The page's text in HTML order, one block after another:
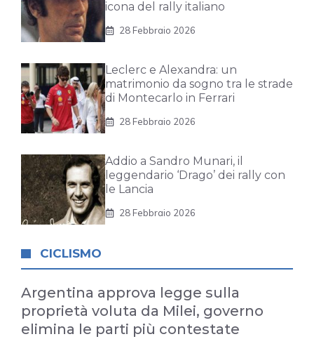
icona del rally italiano
28 Febbraio 2026
Leclerc e Alexandra: un
matrimonio da sogno tra le strade
di Montecarlo in Ferrari
28 Febbraio 2026
Addio a Sandro Munari, il
leggendario ‘Drago’ dei rally con
le Lancia
28 Febbraio 2026
CICLISMO
Argentina approva legge sulla
proprietà voluta da Milei, governo
elimina le parti più contestate